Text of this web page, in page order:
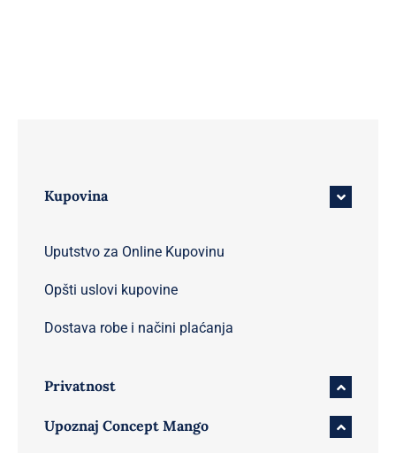
Kupovina
Uputstvo za Online Kupovinu
Opšti uslovi kupovine
Dostava robe i načini plaćanja
Privatnost
Upoznaj Concept Mango